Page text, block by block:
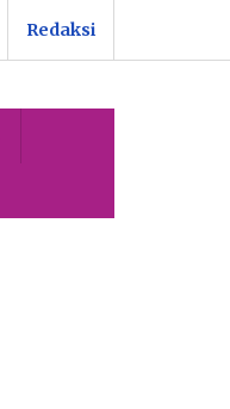
Redaksi